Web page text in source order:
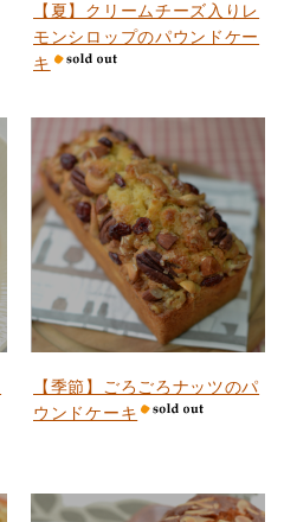
【夏】クリームチーズ入りレ
モンシロップのパウンドケー
キ
【季節】ごろごろナッツのパ
ウンドケーキ